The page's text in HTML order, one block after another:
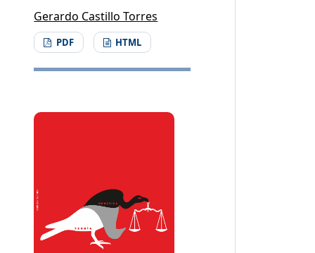
Gerardo Castillo Torres
PDF HTML